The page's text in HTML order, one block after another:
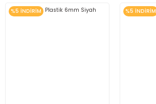
%5 İNDİRİM %5 İNDİRİM